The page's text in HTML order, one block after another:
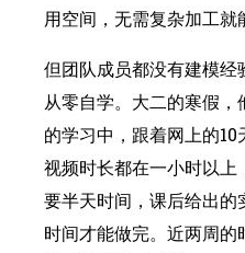
用空间，无需复杂加工就
但团队成员都没有建模
从零自学。大二的寒假
的学习中，跟着网上的
视频时长都在一小时以
要半天时间，课后给出
时间才能做完。近两周